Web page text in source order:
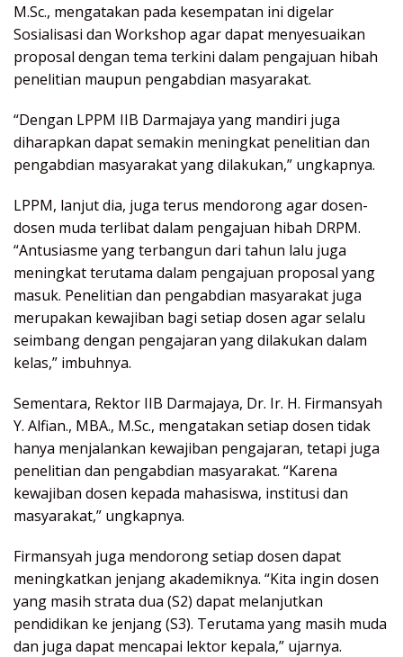
M.Sc., mengatakan pada kesempatan ini digelar
Sosialisasi dan Workshop agar dapat menyesuaikan
proposal dengan tema terkini dalam pengajuan hibah
penelitian maupun pengabdian masyarakat.
“Dengan LPPM IIB Darmajaya yang mandiri juga
diharapkan dapat semakin meningkat penelitian dan
pengabdian masyarakat yang dilakukan,” ungkapnya.
LPPM, lanjut dia, juga terus mendorong agar dosen-
dosen muda terlibat dalam pengajuan hibah DRPM.
“Antusiasme yang terbangun dari tahun lalu juga
meningkat terutama dalam pengajuan proposal yang
masuk. Penelitian dan pengabdian masyarakat juga
merupakan kewajiban bagi setiap dosen agar selalu
seimbang dengan pengajaran yang dilakukan dalam
kelas,” imbuhnya.
Sementara, Rektor IIB Darmajaya, Dr. Ir. H. Firmansyah
Y. Alfian., MBA., M.Sc., mengatakan setiap dosen tidak
hanya menjalankan kewajiban pengajaran, tetapi juga
penelitian dan pengabdian masyarakat. “Karena
kewajiban dosen kepada mahasiswa, institusi dan
masyarakat,” ungkapnya.
Firmansyah juga mendorong setiap dosen dapat
meningkatkan jenjang akademiknya. “Kita ingin dosen
yang masih strata dua (S2) dapat melanjutkan
pendidikan ke jenjang (S3). Terutama yang masih muda
dan juga dapat mencapai lektor kepala,” ujarnya.